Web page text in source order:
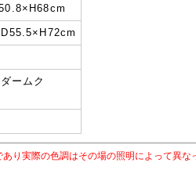
ームク
り実際の色調はその場の照明によって異